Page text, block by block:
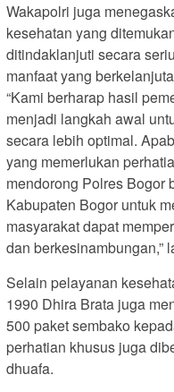
Wakapolri juga
kesehatan yang
ditindaklanjuti secara
manfaat yang
“Kami berharap hasil
menjadi langkah awal
secara lebih optimal.
yang memerlukan
mendorong Polres Bogor
Kabupaten Bogor untuk
masyarakat dapat
dan berkesinambungan,”
Selain pelayanan
1990 Dhira Brata juga
500 paket sembako
perhatian khusus juga
dhuafa.